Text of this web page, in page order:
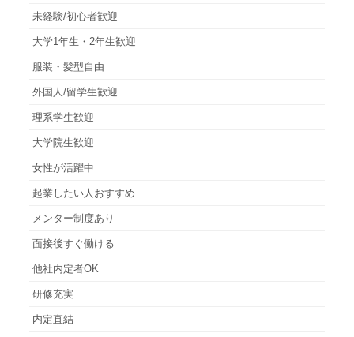
未経験/初心者歓迎
大学1年生・2年生歓迎
服装・髪型自由
外国人/留学生歓迎
理系学生歓迎
大学院生歓迎
女性が活躍中
起業したい人おすすめ
メンター制度あり
面接後すぐ働ける
他社内定者OK
研修充実
内定直結